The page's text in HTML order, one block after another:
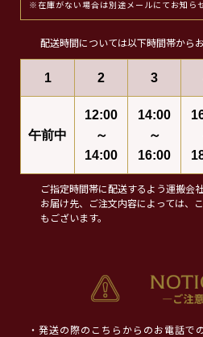
※在庫がない場合は別途メールにてお知ら
配送時間については以下時間帯から
1 2 3
午前中
12:00
～
14:00
14:00
～
16:00
ご指定時間帯に配送するよう運搬会
お届け先、ご注文内容によっては、
もございます。
・発送の際のこちらからのお電話で